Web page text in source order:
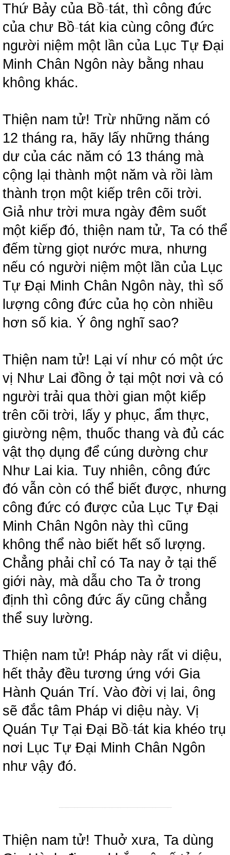
Thứ Bảy của Bồ-tát, thì công đức
của chư Bồ-tát kia cùng công đức
người niệm một lần của Lục Tự Đại
Minh Chân Ngôn này bằng nhau
không khác.
Thiện nam tử! Trừ những năm có
12 tháng ra, hãy lấy những tháng
dư của các năm có 13 tháng mà
cộng lại thành một năm và rồi làm
thành trọn một kiếp trên cõi trời.
Giả như trời mưa ngày đêm suốt
một kiếp đó, thiện nam tử, Ta có thể
đếm từng giọt nước mưa, nhưng
nếu có người niệm một lần của Lục
Tự Đại Minh Chân Ngôn này, thì số
lượng công đức của họ còn nhiều
hơn số kia. Ý ông nghĩ sao?
Thiện nam tử! Lại ví như có một ức
vị Như Lai đồng ở tại một nơi và có
người trải qua thời gian một kiếp
trên cõi trời, lấy y phục, ẩm thực,
giường nệm, thuốc thang và đủ các
vật thọ dụng để cúng dường chư
Như Lai kia. Tuy nhiên, công đức
đó vẫn còn có thể biết được, nhưng
công đức có được của Lục Tự Đại
Minh Chân Ngôn này thì cũng
không thể nào biết hết số lượng.
Chẳng phải chỉ có Ta nay ở tại thế
giới này, mà dẫu cho Ta ở trong
định thì công đức ấy cũng chẳng
thể suy lường.
Thiện nam tử! Pháp này rất vi diệu,
hết thảy đều tương ứng với Gia
Hành Quán Trí. Vào đời vị lai, ông
sẽ đắc tâm Pháp vi diệu này. Vị
Quán Tự Tại Đại Bồ-tát kia khéo trụ
nơi Lục Tự Đại Minh Chân Ngôn
như vậy đó.
Thiện nam tử! Thuở xưa, Ta dùng